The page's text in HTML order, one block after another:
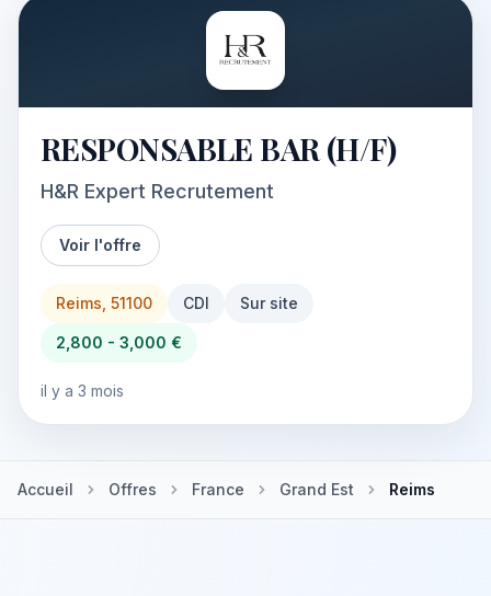
RESPONSABLE BAR (H/F)
H&R Expert Recrutement
Voir l'offre
Reims, 51100 CDI Sur site
2,800 - 3,000 €
il y a 3 mois
Accueil Offres France Grand Est Reims